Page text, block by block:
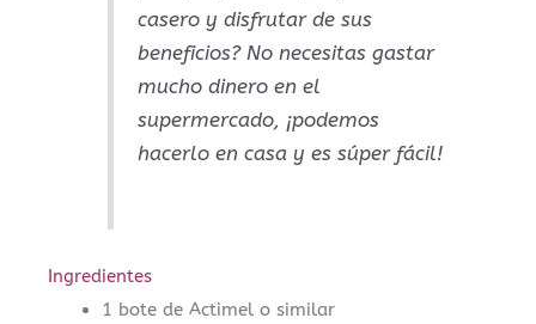
casero y disfrutar de sus
beneficios? No necesitas gastar
mucho dinero en el
supermercado, ¡podemos
hacerlo en casa y es súper fácil!
Ingredientes
1 bote de Actimel o similar